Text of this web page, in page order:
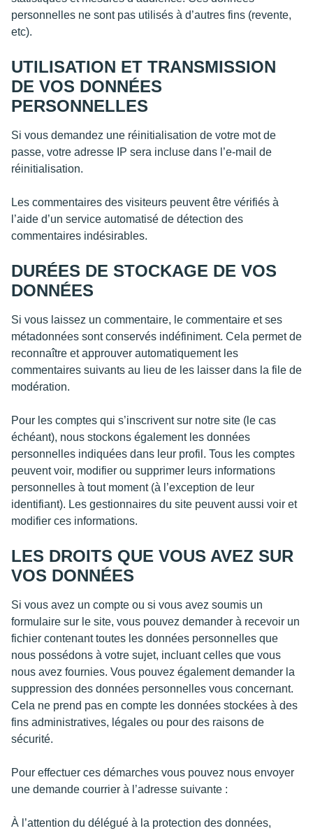
personnelles ne sont pas utilisés à d’autres fins (revente,
etc).
UTILISATION ET TRANSMISSION
DE VOS DONNÉES
PERSONNELLES
Si vous demandez une réinitialisation de votre mot de
passe, votre adresse IP sera incluse dans l’e-mail de
réinitialisation.
Les commentaires des visiteurs peuvent être vérifiés à
l’aide d’un service automatisé de détection des
commentaires indésirables.
DURÉES DE STOCKAGE DE VOS
DONNÉES
Si vous laissez un commentaire, le commentaire et ses
métadonnées sont conservés indéfiniment. Cela permet de
reconnaître et approuver automatiquement les
commentaires suivants au lieu de les laisser dans la file de
modération.
Pour les comptes qui s’inscrivent sur notre site (le cas
échéant), nous stockons également les données
personnelles indiquées dans leur profil. Tous les comptes
peuvent voir, modifier ou supprimer leurs informations
personnelles à tout moment (à l’exception de leur
identifiant). Les gestionnaires du site peuvent aussi voir et
modifier ces informations.
LES DROITS QUE VOUS AVEZ SUR
VOS DONNÉES
Si vous avez un compte ou si vous avez soumis un
formulaire sur le site, vous pouvez demander à recevoir un
fichier contenant toutes les données personnelles que
nous possédons à votre sujet, incluant celles que vous
nous avez fournies. Vous pouvez également demander la
suppression des données personnelles vous concernant.
Cela ne prend pas en compte les données stockées à des
fins administratives, légales ou pour des raisons de
sécurité.
Pour effectuer ces démarches vous pouvez nous envoyer
une demande courrier à l’adresse suivante :
À l’attention du délégué à la protection des données,